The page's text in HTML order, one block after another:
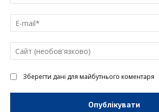
Зберегти дані для майбутнього коментаря